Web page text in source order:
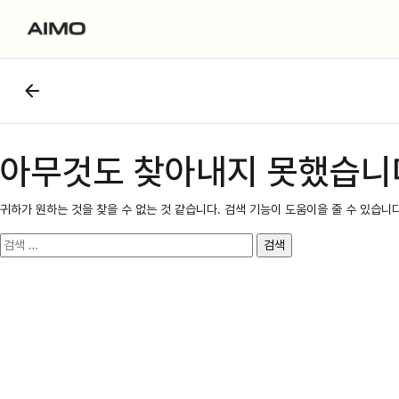
아무것도 찾아내지 못했습
귀하가 원하는 것을 찾을 수 없는 것 같습니다. 검색 기능이 도움이을 줄 수 있습니
검
색: